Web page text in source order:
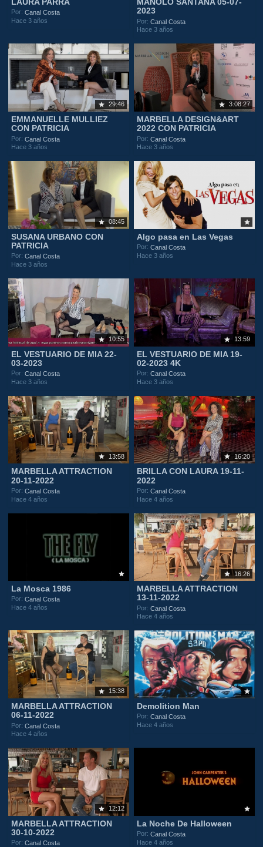
LAURA PARRA
Por:Canal Costa
Hace 3 años
MANOLO SANTANA 05-07-
2023
Por:Canal Costa
Hace 3 años
29:46
EMMANUELLE MULLIEZ
CON PATRICIA
Por:Canal Costa
Hace 3 años
3:08:27
MARBELLA DESIGN&ART
2022 CON PATRICIA
Por:Canal Costa
Hace 3 años
08:45
SUSANA URBANO CON
PATRICIA
Por:Canal Costa
Hace 3 años
Algo pasa en Las Vegas
Por:Canal Costa
Hace 3 años
10:55
EL VESTUARIO DE MIA 22-
03-2023
Por:Canal Costa
Hace 3 años
13:59
EL VESTUARIO DE MIA 19-
02-2023 4K
Por:Canal Costa
Hace 3 años
13:58
MARBELLA ATTRACTION
20-11-2022
Por:Canal Costa
Hace 4 años
16:20
BRILLA CON LAURA 19-11-
2022
Por:Canal Costa
Hace 4 años
La Mosca 1986
Por:Canal Costa
Hace 4 años
16:26
MARBELLA ATTRACTION
13-11-2022
Por:Canal Costa
Hace 4 años
15:38
MARBELLA ATTRACTION
06-11-2022
Por:Canal Costa
Hace 4 años
Demolition Man
Por:Canal Costa
Hace 4 años
12:12
MARBELLA ATTRACTION
30-10-2022
Por:Canal Costa
La Noche De Halloween
Por:Canal Costa
Hace 4 años